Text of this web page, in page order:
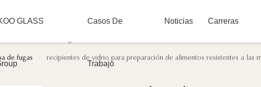
GLASS Casos De
Trabajo
Noticias Carreras
de fugas recipientes de vidrio para preparación de alimentos resistentes a las